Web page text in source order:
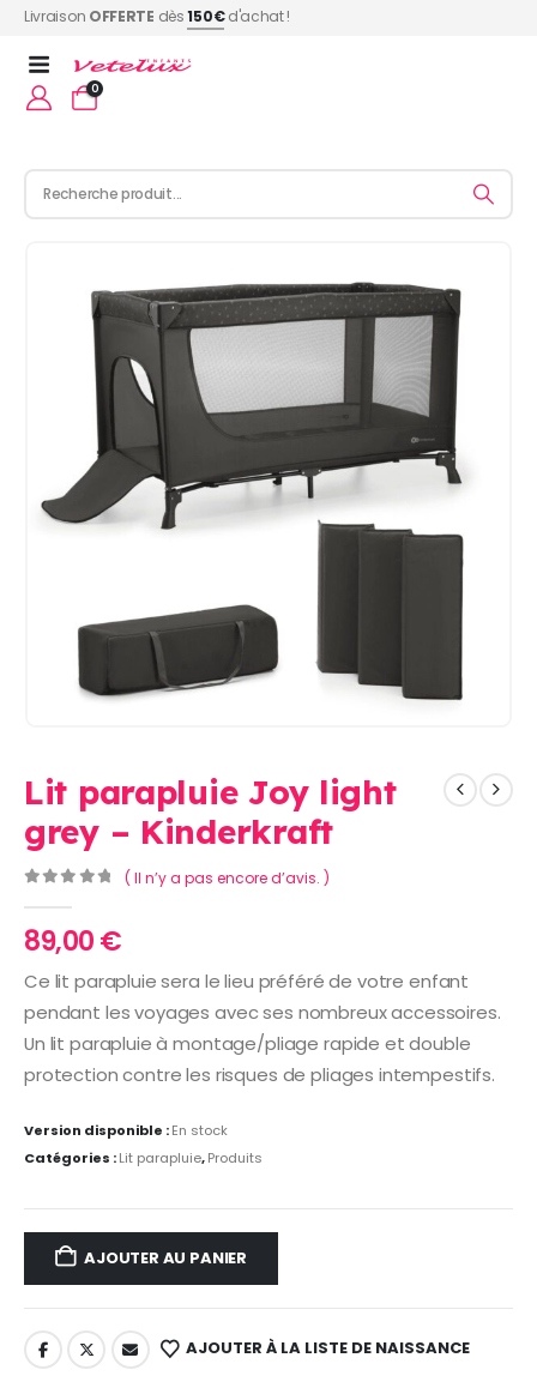
Livraison OFFERTE dès150€d'achat !
0
Lit parapluie Joy light
grey – Kinderkraft
( Il n’y a pas encore d’avis. )
89,00€
Ce lit parapluie sera le lieu préféré de votre enfant
pendant les voyages avec ses nombreux accessoires.
Un lit parapluie à montage/pliage rapide et double
protection contre les risques de pliages intempestifs.
Version disponible :En stock
Catégories :Lit parapluie,Produits
AJOUTER AU PANIER
AJOUTER À LA LISTE DE NAISSANCE